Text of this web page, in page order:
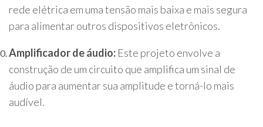
rede elétrica em uma tensão mais baixa e mais segura
para alimentar outros dispositivos eletrônicos.
Amplificador de áudio: Este projeto envolve a
construção de um circuito que amplifica um sinal de
áudio para aumentar sua amplitude e torná-lo mais
audível.